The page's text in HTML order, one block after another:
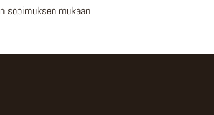
sopimuksen mukaan